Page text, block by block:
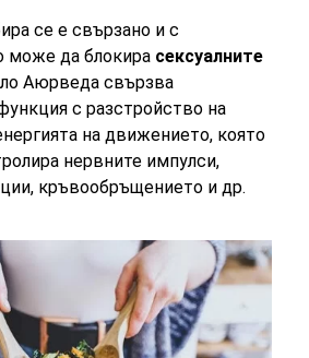
се е свързано и с
може да блокира сексуалните
Аюрведа свързва
с разстройство на
на движението, която
нервните импулси,
кръвообръщението и др.